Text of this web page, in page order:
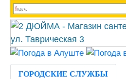
ГОРОДСКИЕ СЛУЖБЫ